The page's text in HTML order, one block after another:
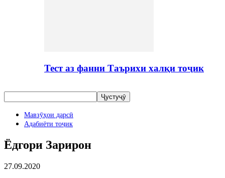
Тест аз фанни Таърихи халқи тоҷик
Мавзӯҳои дарсӣ
Адабиёти тоҷик
Ёдгори Зарирон
27.09.2020